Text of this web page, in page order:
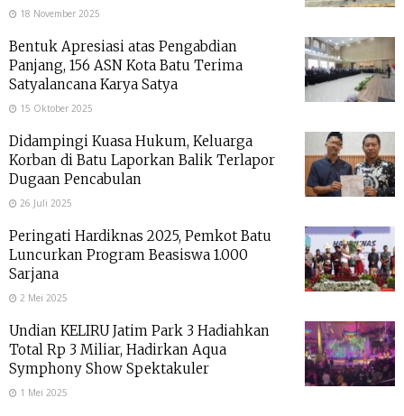
18 November 2025
Bentuk Apresiasi atas Pengabdian
Panjang, 156 ASN Kota Batu Terima
Satyalancana Karya Satya
15 Oktober 2025
Didampingi Kuasa Hukum, Keluarga
Korban di Batu Laporkan Balik Terlapor
Dugaan Pencabulan
26 Juli 2025
Peringati Hardiknas 2025, Pemkot Batu
Luncurkan Program Beasiswa 1.000
Sarjana
2 Mei 2025
Undian KELIRU Jatim Park 3 Hadiahkan
Total Rp 3 Miliar, Hadirkan Aqua
Symphony Show Spektakuler
1 Mei 2025